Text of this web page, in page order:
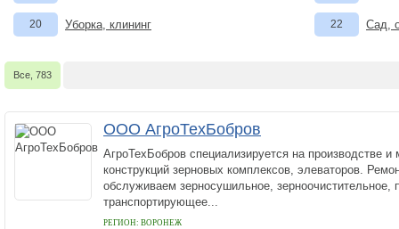
20 Уборка, клининг 22 Сад,
Все, 783
ООО АгроТехБобров
АгроТехБобров специализируется на производстве
конструкций зерновых комплексов, элеваторов.
обслуживаем зерносушильное,
транспортирующее...
РЕГИОН: ВОРОНЕЖ